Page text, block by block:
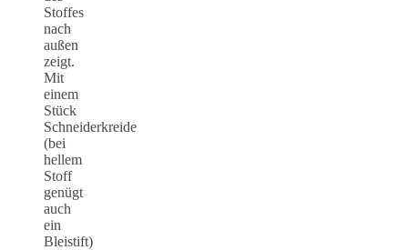
Stoffes
nach
außen
zeigt.
Mit
einem
Stück
Schneiderkreide
(bei
hellem
Stoff
genügt
auch
ein
Bleistift)